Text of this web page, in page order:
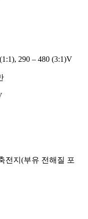
290 – 480 (3:1)V
전지(부유 전해질 포